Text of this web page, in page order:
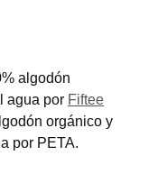
algodón
agua por Fiftee
orgánico y
por PETA.